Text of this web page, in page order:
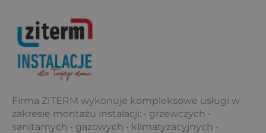
Firma ZITERM wykonuje kompleksowe usługi w
zakresie montażu instalacji: • grzewczych •
sanitarnych • gazowych • klimatyzacyjnych •